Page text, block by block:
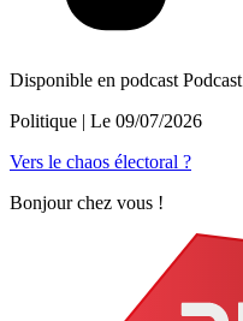
Disponible en podcast Podcast
Politique | Le 09/07/2026
Vers le chaos électoral ?
Bonjour chez vous !